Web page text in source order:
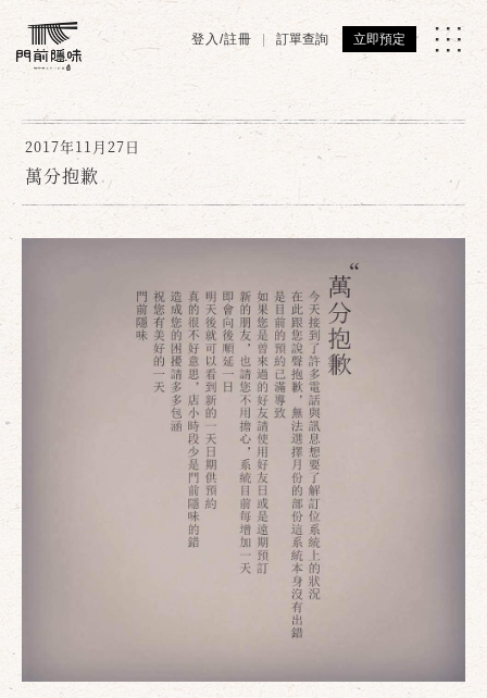
登入/註冊 訂單查詢 立即預定
2017年11月27日
萬分抱歉